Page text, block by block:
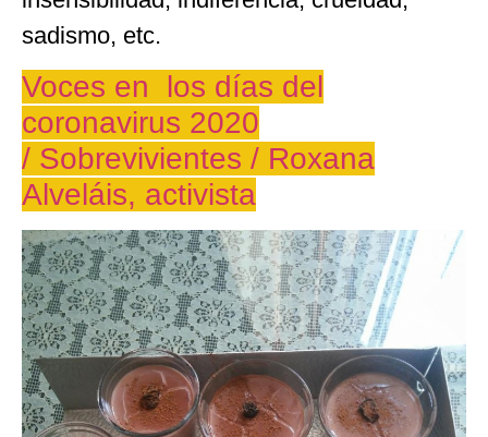
sadismo, etc.
Voces en los días del
coronavirus 2020
/ Sobrevivientes / Roxana
Alveláis, activista